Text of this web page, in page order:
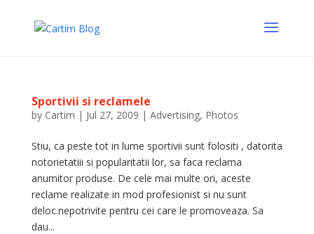
Sportivii si reclamele
by Cartim | Jul 27, 2009 | Advertising, Photos
Stiu, ca peste tot in lume sportivii sunt folositi , datorita
notorietatiii si popularitatii lor, sa faca reclama
anumitor produse. De cele mai multe ori, aceste
reclame realizate in mod profesionist si nu sunt
deloc.nepotrivite pentru cei care le promoveaza. Sa
dau...